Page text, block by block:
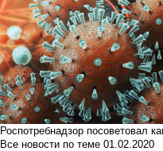
Роспотребнадзор посоветовал
Все новости по теме 01.02.2020